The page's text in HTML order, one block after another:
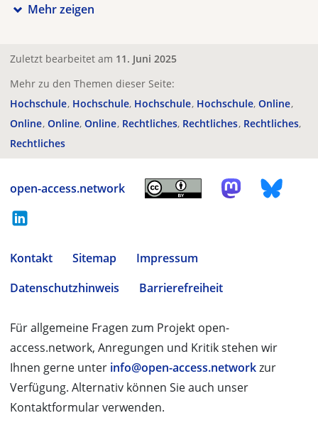
Mehr zeigen
Zuletzt bearbeitet am 11. Juni 2025
Mehr zu den Themen dieser Seite:
Hochschule Hochschule Hochschule Hochschule Online
Online Online Online Rechtliches Rechtliches Rechtliches
Rechtliches
open-access.network
Kontakt Sitemap
Impressum
Datenschutzhinweis
Barrierefreiheit
Für allgemeine Fragen zum Projekt open-
access.network, Anregungen und Kritik stehen wir
Ihnen gerne unter info@open-access.networkzur
Verfügung. Alternativ können Sie auch unser
Kontaktformular verwenden.